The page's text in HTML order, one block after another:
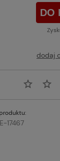
DO
dodaj
17467